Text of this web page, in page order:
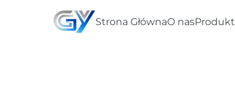
Strona GłównaO nasProdukt